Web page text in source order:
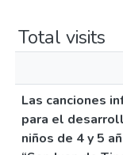
Total visits
Las canciones
para el
niños de 4 y 5